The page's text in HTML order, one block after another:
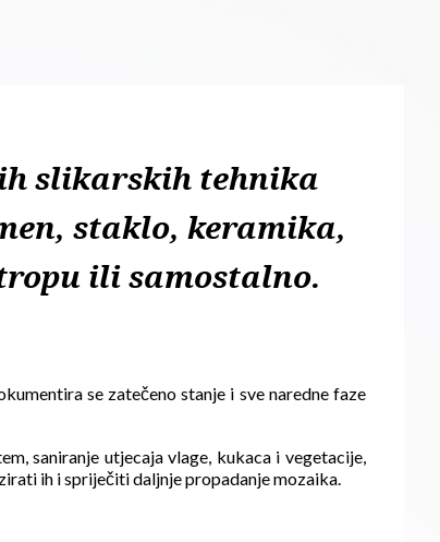
slikarskih tehnika
staklo, keramika,
ili samostalno.
se zatečeno stanje i sve naredne faze
saniranje utjecaja vlage, kukaca i vegetacije,
ih i spriječiti daljnje propadanje mozaika.